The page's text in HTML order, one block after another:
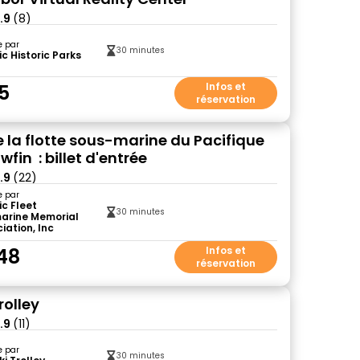
(8)
par
Historic Parks 30 minutes
Infos et
réservation
la flotte sous-marine du Pacifique
: billet d'entrée
(22)
par
Fleet
Memorial
Inc
30 minutes
Infos et
réservation
(11)
par 30 minutes